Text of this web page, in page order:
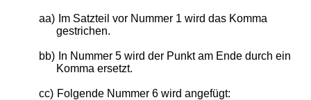
aa)
Im Satzteil vor Nummer 1 wird das Komma
gestrichen.
bb)
In Nummer 5 wird der Punkt am Ende durch ein
Komma ersetzt.
cc) Folgende Nummer 6 wird angefügt: